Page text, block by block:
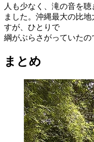
人も少なく、滝の音を
ました。沖縄最大の比
すが、ひとりで
綱がぶらさがっていたの
まとめ